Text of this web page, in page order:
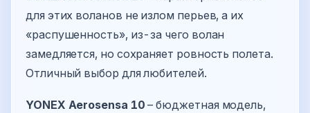
для этих воланов не излом перьев, а их
«распушенность», из-за чего волан
замедляется, но сохраняет ровность полета.
Отличный выбор для любителей.
YONEX Aerosensa 10 – бюджетная модель,